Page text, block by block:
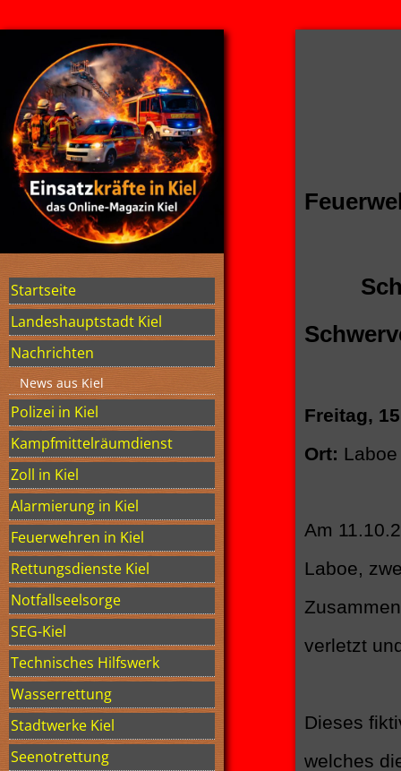
Startseite
Landeshauptstadt Kiel
Nachrichten
News aus Kiel
Polizei in Kiel
Kampfmittelräumdienst
Zoll in Kiel
Alarmierung in Kiel
Feuerwehren in Kiel
Rettungsdienste Kiel
Notfallseelsorge
SEG-Kiel
Technisches Hilfswerk
Wasserrettung
Stadtwerke Kiel
Seenotrettung
Freitag,
Ort:
Am
Laboe,
verletzt
Dieses
welches